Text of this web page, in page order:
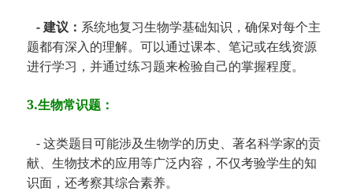
- 建议： 系统地复习生物学基础知识，确保对每个主
题都有深入的理解。可以通过课本、笔记或在线资源
进行学习，并通过练习题来检验自己的掌握程度。
3.生物常识题：
- 这类题目可能涉及生物学的历史、著名科学家的贡
献、生物技术的应用等广泛内容，不仅考验学生的知
识面，还考察其综合素养。